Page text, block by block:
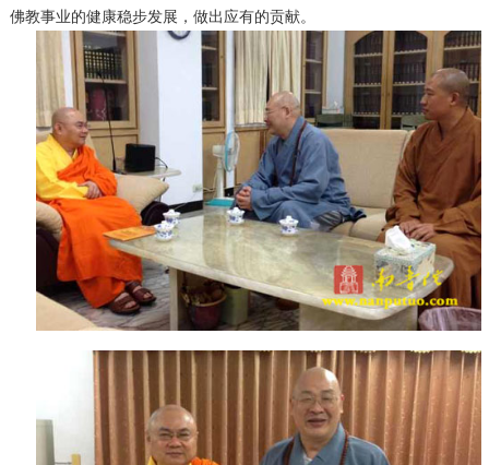
佛教事业的健康稳步发展，做出应有的贡献。